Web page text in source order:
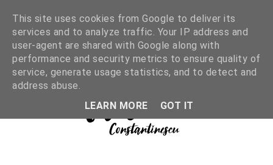
This site uses cookies from Google to deliver its
services and to analyze traffic. Your IP address and
user-agent are shared with Google along with
performance and security metrics to ensure quality of
service, generate usage statistics, and to detect and
address abuse.
LEARN MORE
GOT IT